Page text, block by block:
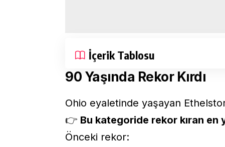
İçerik Tablosu
90 Yaşında Rekor Kırdı
Ohio eyaletinde yaşayan
👉 Bu kategoride rekor kıran en
Önceki rekor: